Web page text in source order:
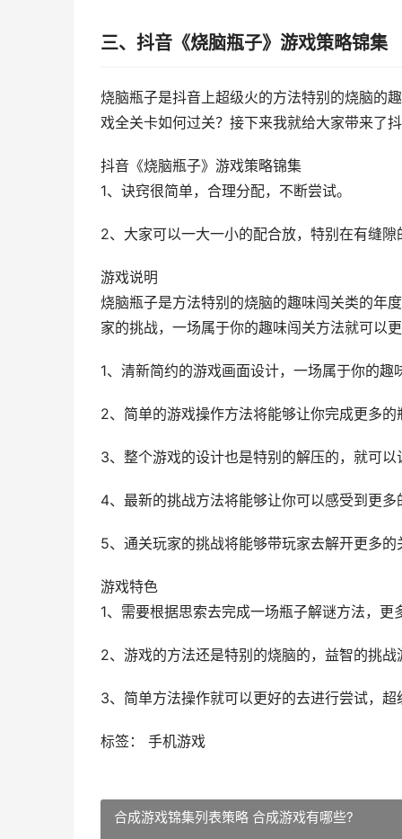
三、抖音《烧脑瓶子》游戏策略锦集
烧脑瓶子是抖音上超级火的方法特别的烧脑的
戏全关卡如何过关？接下来我就给大家带来了
抖音《烧脑瓶子》游戏策略锦集
1、诀窍很简单，合理分配，不断尝试。
2、大家可以一大一小的配合放，特别在有缝
游戏说明
烧脑瓶子是方法特别的烧脑的趣味闯关类的年
家的挑战，一场属于你的趣味闯关方法就可以
1、清新简约的游戏画面设计，一场属于你的
2、简单的游戏操作方法将能够让你完成更多
3、整个游戏的设计也是特别的解压的，就可
4、最新的挑战方法将能够让你可以感受到更
5、通关玩家的挑战将能够带玩家去解开更多
游戏特色
1、需要根据思索去完成一场瓶子解谜方法，
2、游戏的方法还是特别的烧脑的，益智的挑
3、简单方法操作就可以更好的去进行尝试，
标签： 手机游戏
合成游戏锦集列表策略 合成游戏有哪些?